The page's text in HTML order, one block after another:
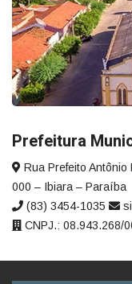
Prefeitura
Rua Prefeito
000 – Ibiara – Paraíba
(83) 3454-1035
CNPJ.: 08.943.268/